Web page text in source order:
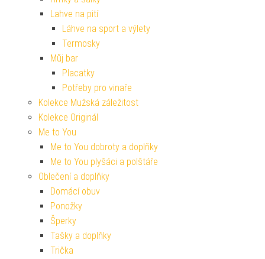
Lahve na pití
Láhve na sport a výlety
Termosky
Můj bar
Placatky
Potřeby pro vinaře
Kolekce Mužská záležitost
Kolekce Originál
Me to You
Me to You dobroty a doplňky
Me to You plyšáci a polštáře
Oblečení a doplňky
Domácí obuv
Ponožky
Šperky
Tašky a doplňky
Trička